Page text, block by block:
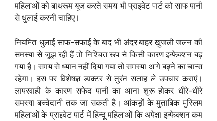
महिलाओं को बाथरूम यूज करते समय भी प्राइवेट पार्ट को साफ पानी
से धुलाई करनी चाहिए।
नियमित धुलाई साफ-सफाई के बाद भी अंदर बाहर खुजली जलन की
समस्या से जूझ रही हैं तो निश्चित रूप से किसी कारण इन्फेक्शन बढ़
गया है। समय से ध्यान नहीं दिया गया तो समस्या आगे बढ़ने का चान्स
रहेगा। इस पर विशेषज्ञ डाक्टर से तुरंत सलाह ले उपचार कराएं।
लापरवाही के कारण सफेद पानी का आना शुरू होकर धीरे-धीरे
समस्या बच्चेदानी तक जा सकती है। आंकड़ों के मुताबिक मुस्लिम
महिलाओं के प्राइवेट पार्ट में हिन्दू महिलाओं कि अपेक्षा इन्फेक्शन कम